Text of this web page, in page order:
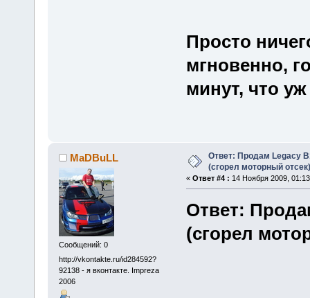
Просто
мгновенно,
минут, что
MaDBuLL
Сообщений: 0
http://vkontakte.ru/id284592?
92138 - я вконтакте. Impreza
2006
Ответ: Продам Legacy
(сгорел моторный отсек)
« Ответ #4 : 14 Ноября 2009,
Ответ:
(сгорел